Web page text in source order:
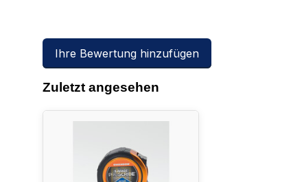
Ihre Bewertung hinzufügen
Zuletzt angesehen